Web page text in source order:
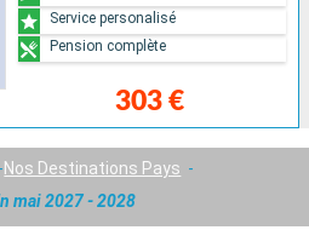
303 €
Service personalisé
Pension complète
Nos Destinations Pays
mai 2027 - 2028